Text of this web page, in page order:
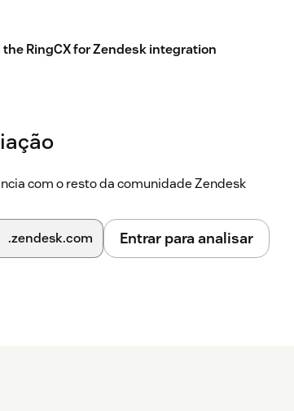
RingCX for Zendesk integration
com o resto da comunidade Zendesk
.zendesk.com Entrar para analisar